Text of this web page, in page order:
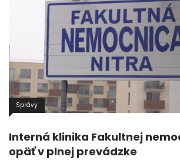
Správy
Interná klinika Fakultnej
opäť v plnej prevádzke